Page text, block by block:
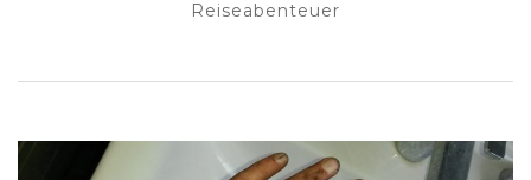
Reiseabenteuer